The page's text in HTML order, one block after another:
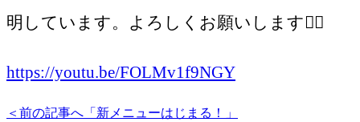
明しています。よろしくお願いします🙇‍♀️
https://youtu.be/FOLMv1f9NGY
＜前の記事へ「新メニューはじまる！」